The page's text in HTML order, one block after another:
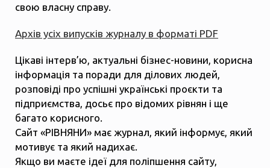
свою власну справу.
Архів усіх випусків журналу в форматі PDF
Цікаві інтерв’ю, актуальні бізнес-новини, корисна
інформація та поради для ділових людей,
розповіді про успішні українські проєкти та
підприємства, досьє про відомих рівнян і ще
багато корисного.
Сайт «РІВНЯНИ» має журнал, який інформує, який
мотивує та який надихає.
Якщо ви маєте ідеї для поліпшення сайту,